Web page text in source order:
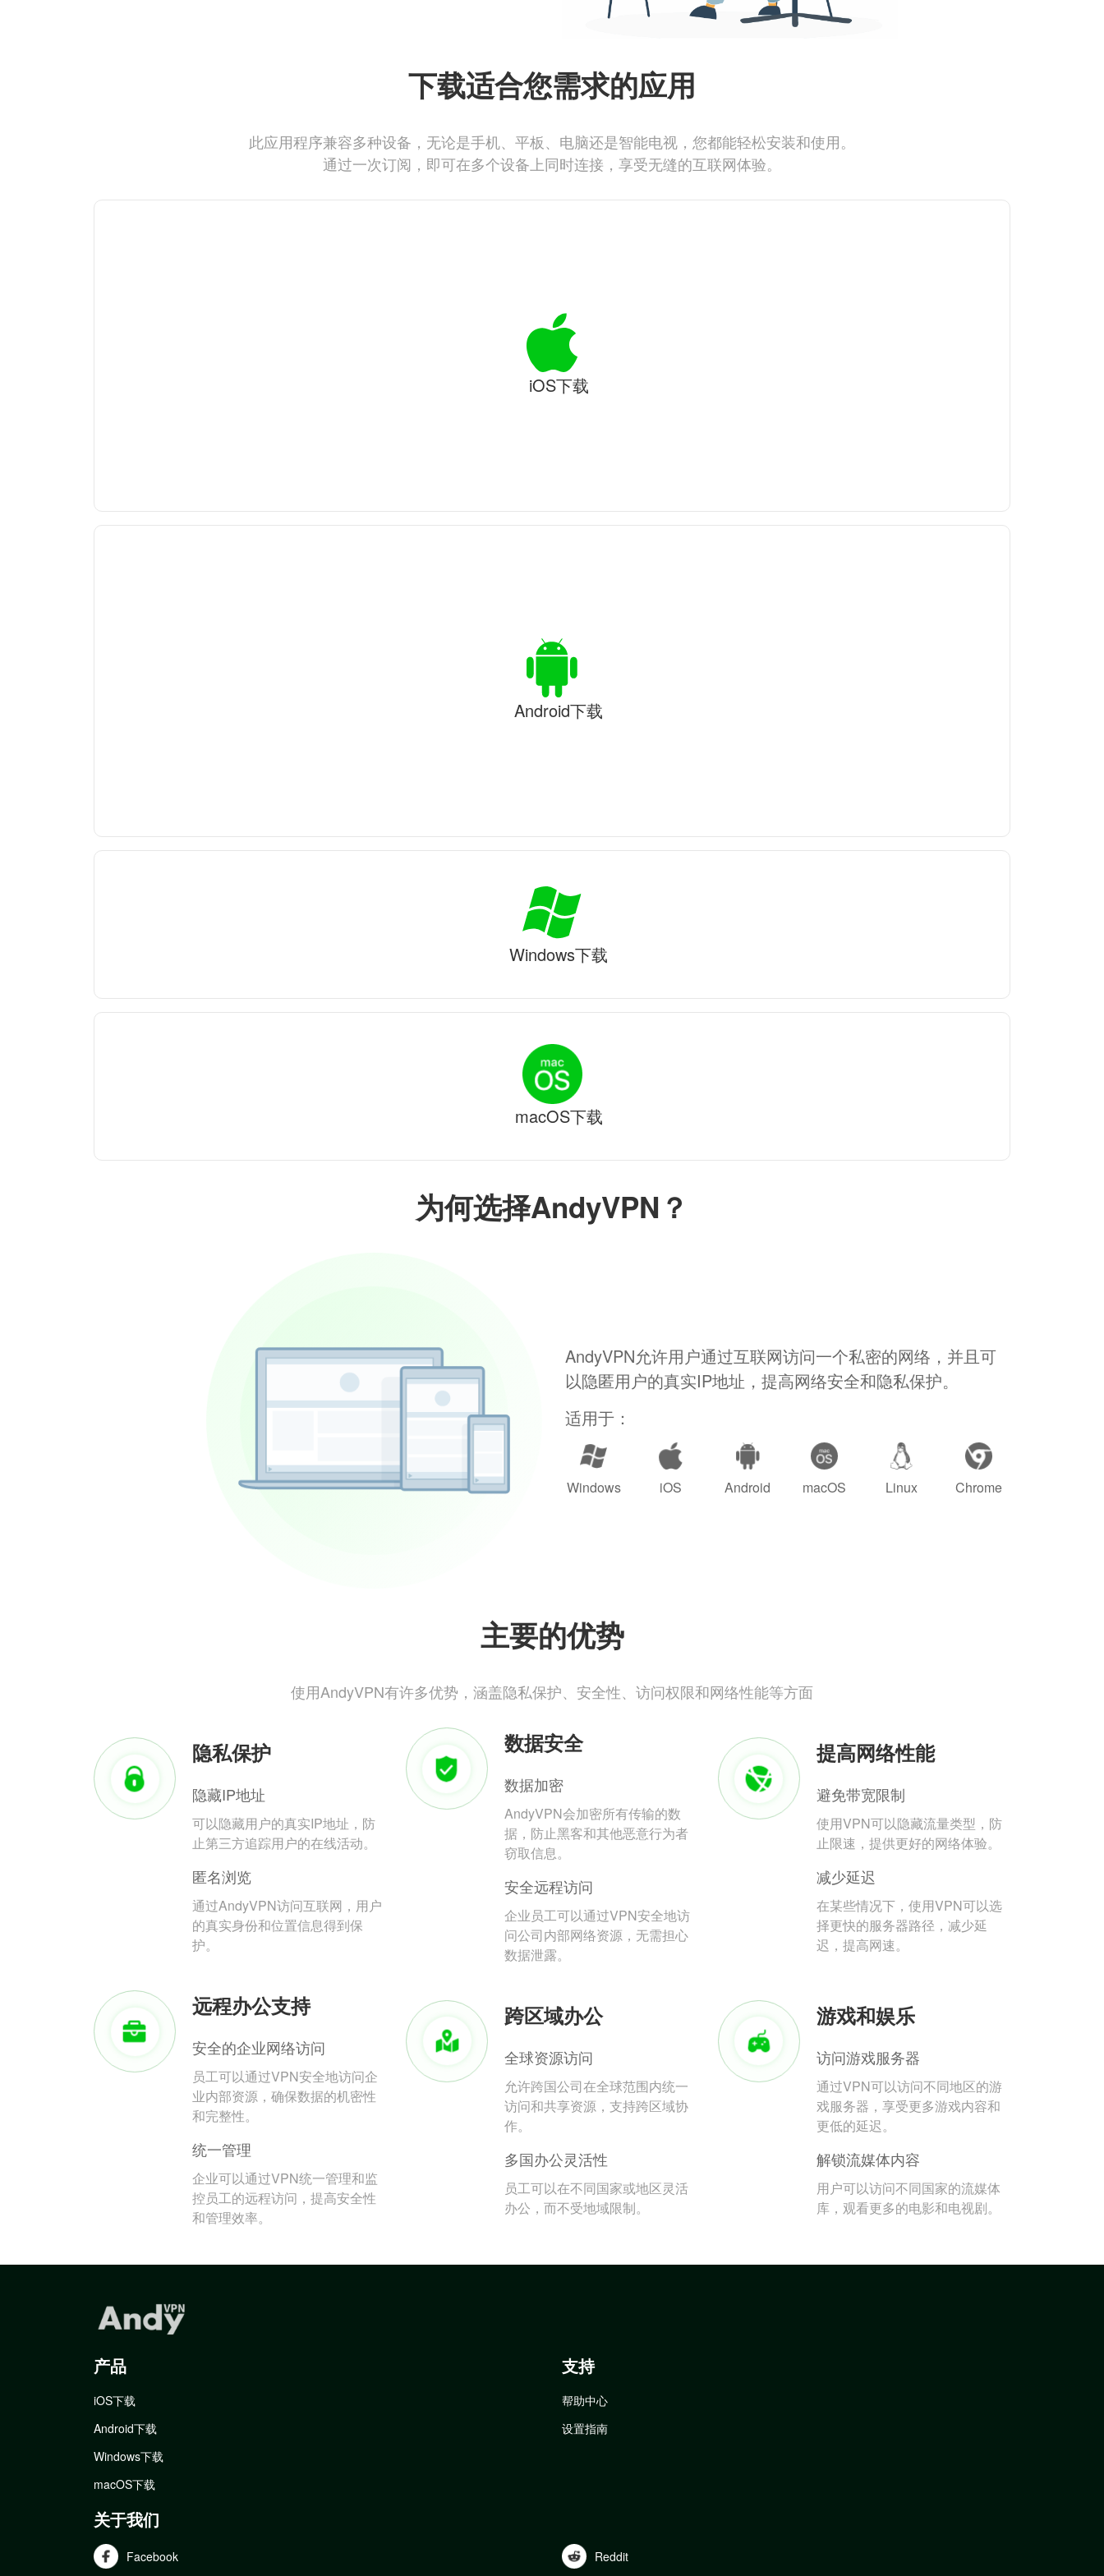
为何选择AndyVPN？
AndyVPN允许用户通过互联网访问一个私密的网络，并且可
以隐匿用户的真实IP地址，提高网络安全和隐私保护。
适用于：
Windows iOS Android macOS Linux Chrome
主要的优势
使用AndyVPN有许多优势，涵盖隐私保护、安全性、访问权限和网络性能等方面
隐私保护
隐藏IP地址
可以隐藏用户的真实IP地址，防
止第三方追踪用户的在线活动。
匿名浏览
通过AndyVPN访问互联网，用户
的真实身份和位置信息得到保
护。
数据安全
数据加密
AndyVPN会加密所有传输的数
据，防止黑客和其他恶意行为者
窃取信息。
安全远程访问
企业员工可以通过VPN安全地访
问公司内部网络资源，无需担心
数据泄露。
提高网络性能
避免带宽限制
使用VPN可以隐藏流量类型，防
止限速，提供更好的网络体验。
减少延迟
在某些情况下，使用VPN可以选
择更快的服务器路径，减少延
迟，提高网速。
远程办公支持
安全的企业网络访问
员工可以通过VPN安全地访问企
业内部资源，确保数据的机密性
和完整性。
统一管理
企业可以通过VPN统一管理和监
控员工的远程访问，提高安全性
和管理效率。
跨区域办公
全球资源访问
允许跨国公司在全球范围内统一
访问和共享资源，支持跨区域协
作。
多国办公灵活性
员工可以在不同国家或地区灵活
办公，而不受地域限制。
游戏和娱乐
访问游戏服务器
通过VPN可以访问不同地区的游
戏服务器，享受更多游戏内容和
更低的延迟。
解锁流媒体内容
用户可以访问不同国家的流媒体
库，观看更多的电影和电视剧。
下载适合您需求的应用
此应用程序兼容多种设备，无论是手机、平板、电脑还是智能电视，您都能轻松安装和使用。
通过一次订阅，即可在多个设备上同时连接，享受无缝的互联网体验。
iOS下载
Android下载
Windows下载
macOS下载
产品
iOS下载
Android下载
Windows下载
macOS下载
支持
帮助中心
设置指南
关于我们
Facebook Reddit